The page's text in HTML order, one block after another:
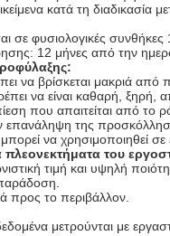
κατά τη διαδικασία
σε φυσιολογικές
12 μήνες από την
:
να βρίσκεται μακριά από
να είναι καθαρή,
που απαιτείται από το
επανάληψη της
να χρησιμοποιηθεί
πλεονεκτήματα του
τιμή και υψηλή
προς το περιβάλλον.
μετρούνται με